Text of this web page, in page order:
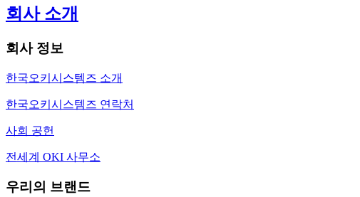
회사 소개
회사 정보
한국오키시스템즈 소개
한국오키시스템즈 연락처
사회 공헌
전세계 OKI 사무소
우리의 브랜드